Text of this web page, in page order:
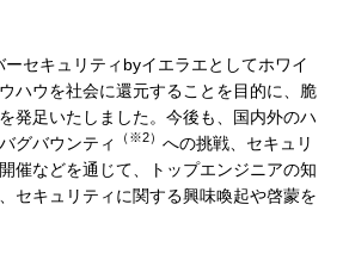
セキュリティbyイエラエとしてホワイ
ハウを社会に還元することを目的に、脆
発足いたしました。今後も、国内外のハ
グバウンティ
（※2） への挑戦、セキュリ
催などを通じて、トップエンジニアの知
セキュリティに関する興味喚起や啓蒙を